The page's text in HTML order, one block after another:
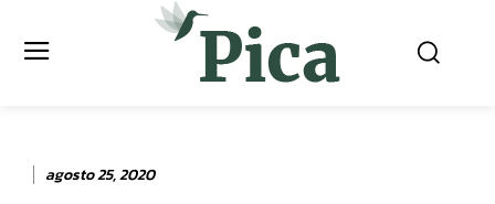
agosto 25, 2020